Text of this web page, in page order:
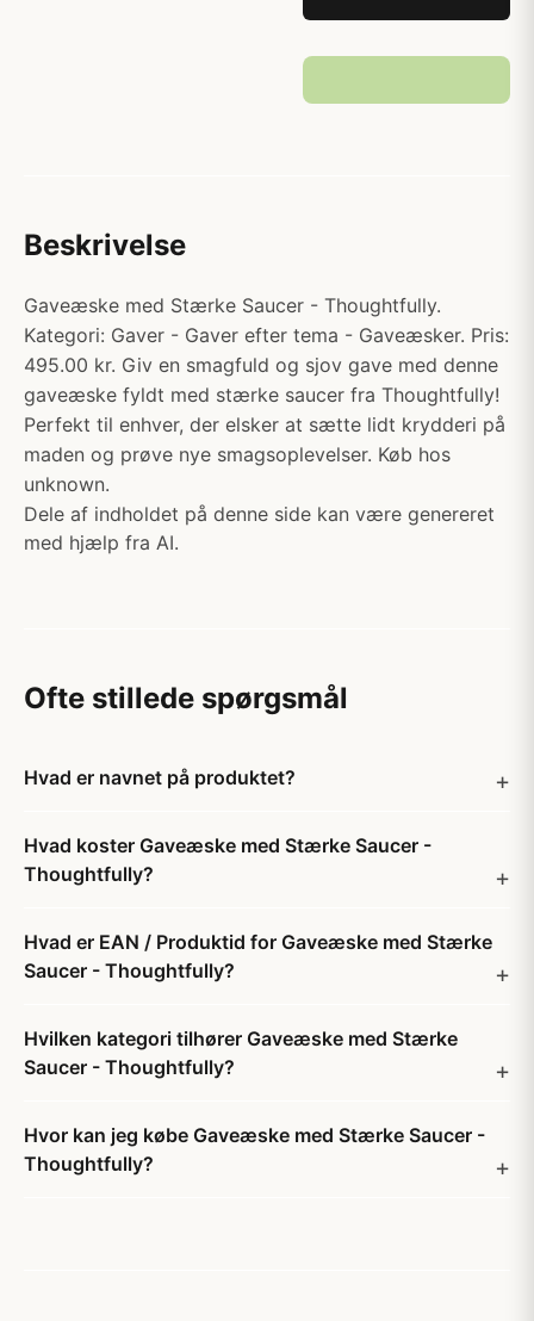
Beskrivelse
Gaveæske med Stærke Saucer - Thoughtfully.
Kategori: Gaver - Gaver efter tema - Gaveæsker. Pris:
495.00 kr. Giv en smagfuld og sjov gave med denne
gaveæske fyldt med stærke saucer fra Thoughtfully!
Perfekt til enhver, der elsker at sætte lidt krydderi på
maden og prøve nye smagsoplevelser. Køb hos
unknown.
Dele af indholdet på denne side kan være genereret
med hjælp fra AI.
Ofte stillede spørgsmål
Hvad er navnet på produktet?
Hvad koster Gaveæske med Stærke Saucer -
Thoughtfully?
Hvad er EAN / Produktid for Gaveæske med Stærke
Saucer - Thoughtfully?
Hvilken kategori tilhører Gaveæske med Stærke
Saucer - Thoughtfully?
Hvor kan jeg købe Gaveæske med Stærke Saucer -
Thoughtfully?